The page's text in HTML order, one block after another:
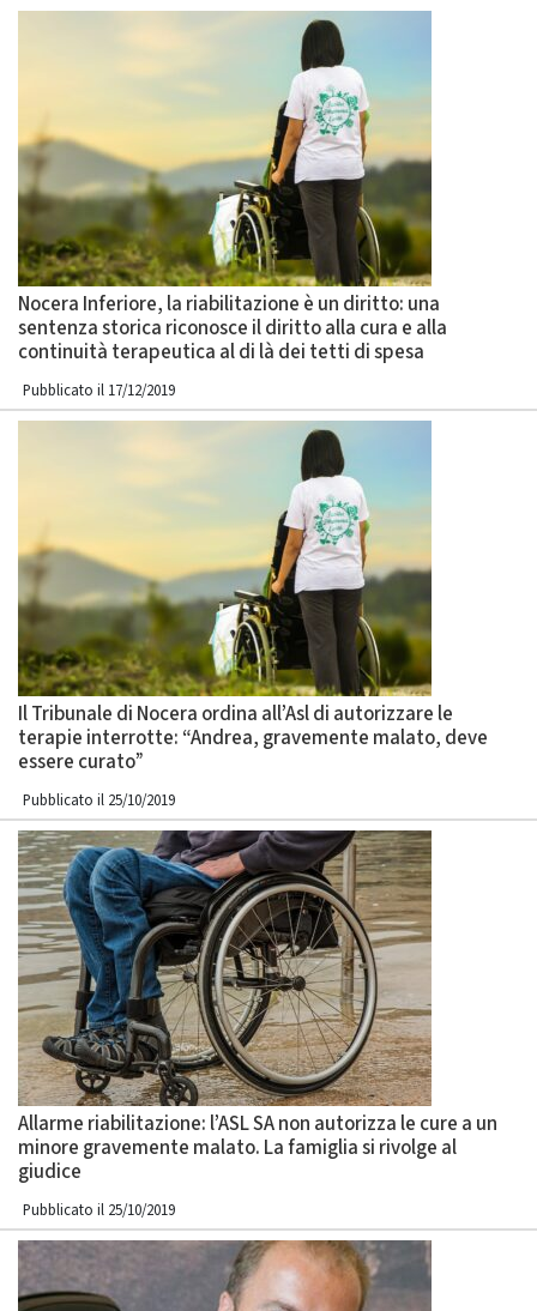
Nocera Inferiore, la riabilitazione è un diritto: una
sentenza storica riconosce il diritto alla cura e alla
continuità terapeutica al di là dei tetti di spesa
Pubblicato il 17/12/2019
Il Tribunale di Nocera ordina all’Asl di autorizzare le
terapie interrotte: “Andrea, gravemente malato, deve
essere curato”
Pubblicato il 25/10/2019
Allarme riabilitazione: l’ASL SA non autorizza le cure a un
minore gravemente malato. La famiglia si rivolge al
giudice
Pubblicato il 25/10/2019